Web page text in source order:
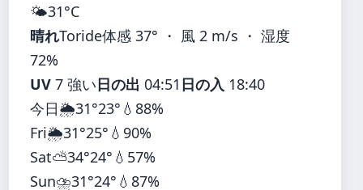
🌤️31°C
晴れToride体感 37° ・ 風 2 m/s ・ 湿度
72%
UV 7 強い日の出 04:51 日の入 18:40
今日🌦️31°23° 💧88%
Fri🌦️31°25° 💧90%
Sat⛅34°24° 💧57%
Sun⛈️31°24° 💧87%